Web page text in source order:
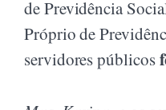
de Previdência
Próprio de
servidores públicos